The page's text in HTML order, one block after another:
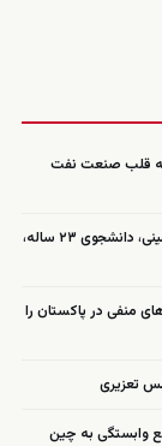
قلب صنعت نفت
اتهام «محاربه» برای چند استوری اینستاگرامی؛ نجمه امینی، دانشجوی ۲۳ ساله،
منفی در پاکستان را
وابستگی به چین